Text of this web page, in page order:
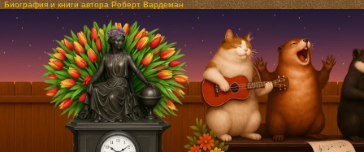
Биография и книги автора Роберт Вардеман